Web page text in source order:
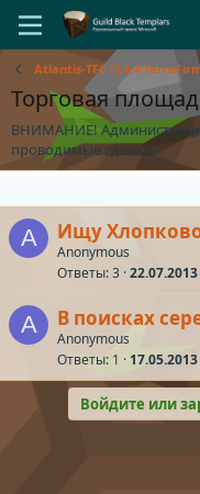
Atlantis-TFC [1.6.4
Торговая
ВНИМАНИЕ!
проводимые сделки.
A Ищу
Anonymous
Ответы 3 22.07.2013
A В поисках
Anonymous
Ответы 1 17.05.2013
Войдите или